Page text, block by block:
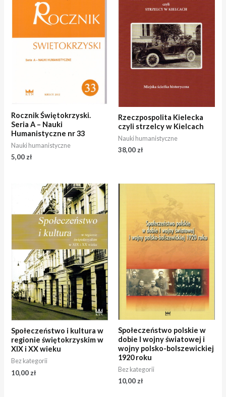
Rocznik Świętokrzyski.
Seria A – Nauki
Humanistyczne nr 33
Nauki humanistyczne
5,00zł
Rzeczpospolita Kielecka
czyli strzelcy w Kielcach
Nauki humanistyczne
38,00zł
Społeczeństwo i kultura w
regionie świętokrzyskim w
XIX i XX wieku
Bez kategorii
10,00 zł
Społeczeństwo polskie w
dobie I wojny światowej i
wojny polsko-bolszewickiej
1920 roku
Bez kategorii
10,00 zł